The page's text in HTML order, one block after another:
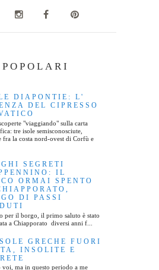
DIAPONTIE: L'
DEL CIPRESSO
"viaggiando" sulla carta
tre isole semisconosciute,
fra la costa nord-ovest di Corfù e
SEGRETI
IL
ORMAI SPENTO
DI PASSI
per il borgo, il primo saluto è stato
a Chiapporato diversi anni f...
GRECHE FUORI
INSOLITE E
voi, ma in questo periodo a me